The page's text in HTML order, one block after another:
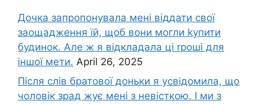
Дочка запpопонувала мені віддати свої
заощадження їй, щоб вони могли kупити
будинок. Але ж я відкладала ці rроші для
іншої мети. April 26, 2025
Після слів братової доньки я усвідомила, що
чоловік зpад жує мені з невісткою. І ми з